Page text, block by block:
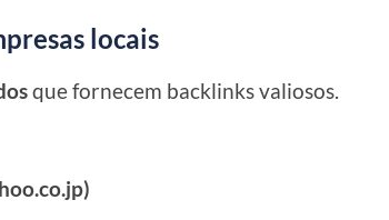
locais
que fornecem backlinks valiosos.